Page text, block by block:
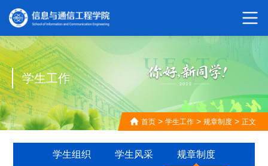
学生工作
首页 > 学生工作 > 规章制度 > 正文
学生组织 学生风采 规章制度